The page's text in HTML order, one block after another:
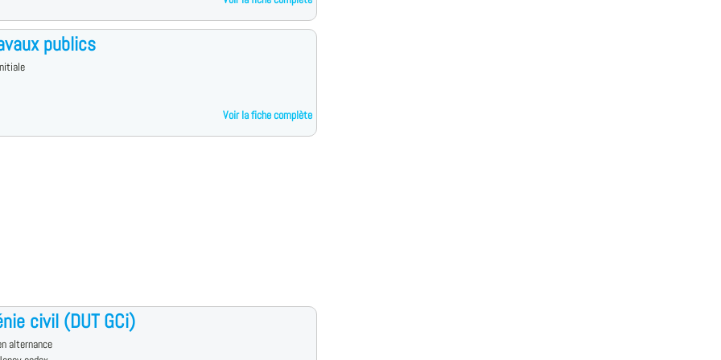
publics
Voir la fiche complète
civil (DUT GCi)
alternance